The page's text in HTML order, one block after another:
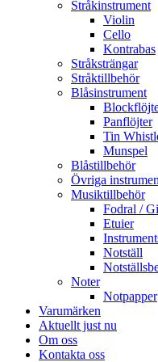
Stråkinstrument
Violin
Cello
Kontrabas
Stråksträngar
Stråktillbehör
Blåsinstrument
Panflöjter
Tin
Munspel
Blåstillbehör
Övriga
Musiktillbehör
Fodral /
Etuier
Notställ
Noter
Notpapper
Varumärken
Aktuellt just nu
Om oss
Kontakta oss